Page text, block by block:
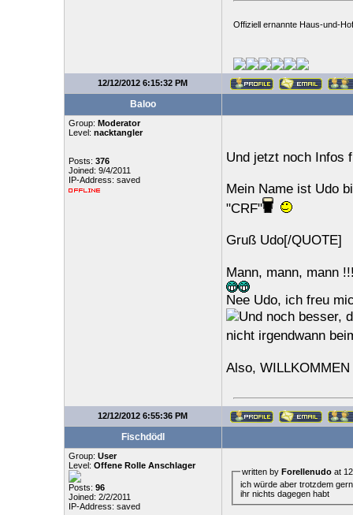
Offiziell ernannte Haus-und-
12/12/2012 6:15:32 PM
Baloo
Group: Moderator
Level: nacktangler
Posts: 376
Joined: 9/4/2011
IP-Address: saved
Und jetzt noch Infos
Mein Name ist Udo
"CRF"
Gruß Udo[/QUOTE]
Mann, mann, mann
Nee Udo, ich freu
Und noch besser,
nicht irgendwann
Also,
12/12/2012 6:55:36 PM
Fischdödl
Group: User
Level: Offene Rolle Anschlager
Posts: 96
Joined: 2/2/2011
IP-Address: saved
written by Forellenudoat
ich würde aber trotzdem
ihr nichts dagegen habt